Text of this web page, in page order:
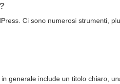
Ci sono numerosi strumenti,
generale include un titolo chiaro,